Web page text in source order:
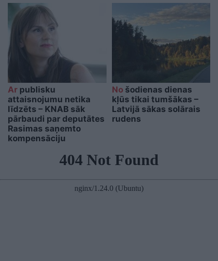
Ar publisku
attaisnojumu netika
līdzēts – KNAB sāk
pārbaudi par deputātes
Rasimas saņemto
kompensāciju
Nošodienas dienas
kļūs tikai tumšākas –
Latvijā sākas solārais
rudens